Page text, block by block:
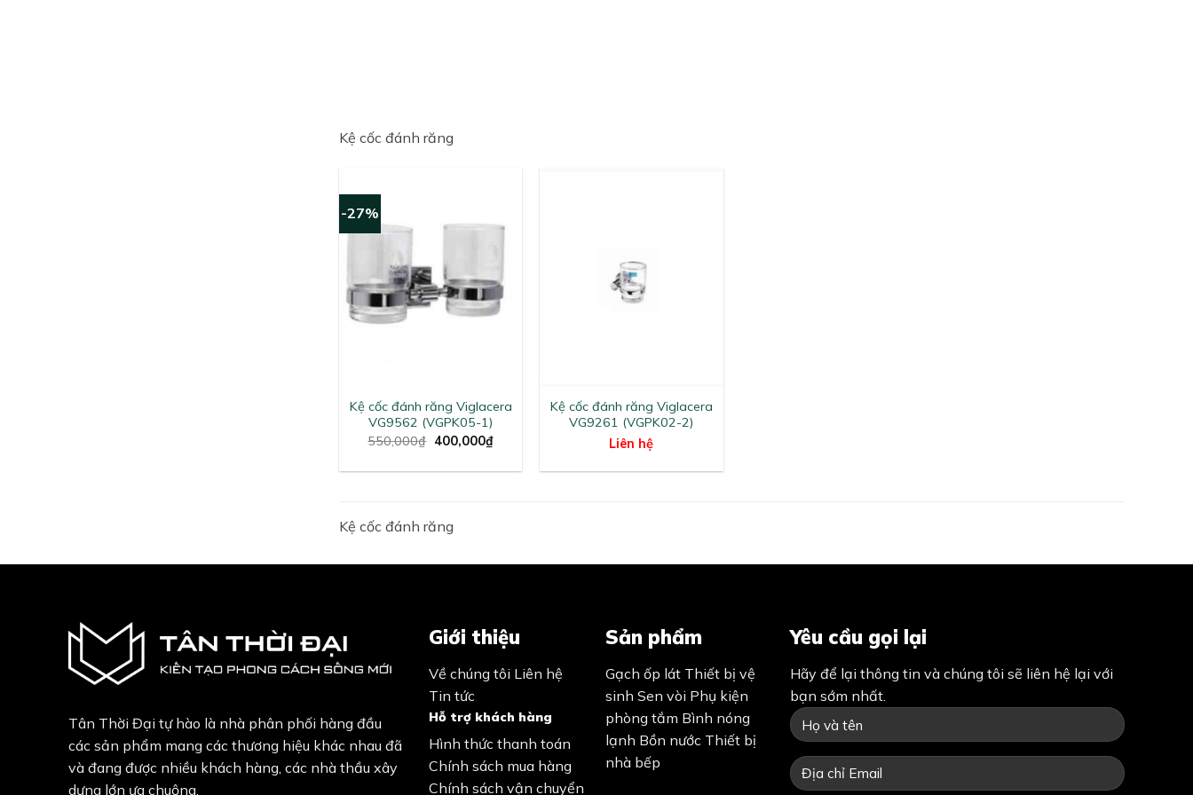
Kệ cốc đánh răng
-27%
Kệ cốc đánh răng Viglacera
VG9562 (VGPK05-1)
550,000₫ Original
price
550,000₫.
400,000₫Current
price
400,000₫.
Kệ cốc đánh răng Viglacera
VG9261 (VGPK02-2)
Liên hệ
Kệ cốc đánh răng
Tân Thời Đại tự hào là nhà phân phối hàng đầu
các sản phẩm mang các thương hiệu khác nhau đã
và đang được nhiều khách hàng, các nhà thầu xây
dựng lớn ưa chuộng.
Giới thiệu
Về chúng tôi Liên hệ
Tin tức
Hỗ trợ khách hàng
Hình thức thanh toán
Chính sách mua hàng
Chính sách vận chuyển
Sản phẩm
Gạch ốp lát Thiết bị vệ
sinh Sen vòi Phụ kiện
phòng tắm Bình nóng
lạnh Bồn nước Thiết bị
nhà bếp
Yêu cầu gọi lại
Hãy để lại thông tin và chúng tôi sẽ liên hệ lại với
bạn sớm nhất.